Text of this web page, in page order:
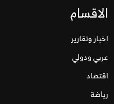
الاقسام
اخبار وتقارير
عربي ودولي
اقتصاد
رياضة